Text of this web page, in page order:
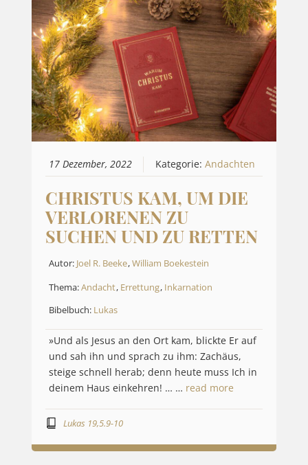
17 Dezember, 2022 Kategorie:Andachten
CHRISTUS KAM, UM DIE
VERLORENEN ZU
SUCHEN UND ZU RETTEN
Autor: Joel R. Beeke,William Boekestein
Thema:Andacht, Errettung, Inkarnation
Bibelbuch: Lukas
»Und als Jesus an den Ort kam, blickte Er auf
und sah ihn und sprach zu ihm: Zachäus,
steige schnell herab; denn heute muss Ich in
deinem Haus einkehren! … … read more
Lukas 19,5.9-10